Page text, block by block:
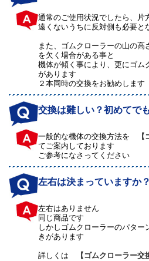
通常のご使用状況でしたら、片
遠くないうちに反対側も必要と
また、ゴムクローラーの山の
を欠く場合がある事と
機体が傾く事により、更にゴム
があります
２本同時の交換をお勧めします
交換は難しい？初めてで
一般的な機体の交換方法を
てご案内しております
ご参考になさってください
左右は決まっていますか？
左右はありません
同じ商品です
しかしゴムクローラーのパター
きがあります
詳しくは 【ゴムクローラー交